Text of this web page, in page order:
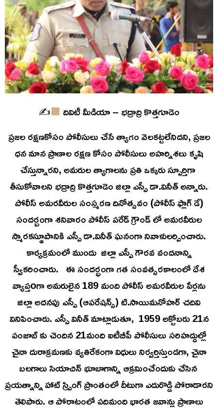
✍
దివిటీ మీడియా – భద్రాద్రి కొత్తగూడెం
ప్రజల రక్షణకోసం పోలీసులు చేసే త్యాగం వెలకట్టలేనిదని, ప్రజల
ధన మాన ప్రాణాల రక్షణ కోసం పోలీసులు అహర్నిశలు కృషి
చేస్తున్నారని, అమరుల త్యాగాలను ప్రతి ఒక్కరు స్ఫూర్తిగా
తీసుకోవాలని భద్రాద్రి కొత్తగూడెం జిల్లా ఎస్పీ డా.వినీత్ అన్నారు.
పోలీస్ అమరవీరుల సంస్మరణ దినోత్సవం (పోలీస్ ఫ్లాగ్ డే)
సందర్బంగా శనివారం పోలీస్ పరేడ్ గ్రౌండ్ లో అమరవీరుల
స్మారకస్థూపానికి ఎస్పీ డా.వినీత్ ఘనంగా నివాళులర్పించారు.
కార్యక్రమంలో ముందు జిల్లా ఎస్పీ గౌరవ వందనాన్ని
స్వీకరించారు. ఈ సందర్భంగా గత సంవత్సరకాలంలో దేశ
వ్యాప్తoగా అమరులైన 189 మంది పోలీస్ అమరవీరుల పేర్లను
జిల్లా అదనపు ఎస్పీ (ఆపరేషన్స్) టి.సాయిమనోహర్ చదివి
వినిపించారు. ఎస్పీ వినీత్ మాట్లాడుతూ, 1959 అక్టోబరు 21న
పంజాబ్ కు చెందిన 21మంది ఐటీబీపీ పోలీసులు సరిహద్దుల్లో
చైనా దురాక్రమణకు వ్యతిరేకంగా విధులు నిర్వర్తిస్తుండగా, చైనా
బలగాలు సియాచిన్ భూబాగాన్ని ఆక్రమించేందుకు చేసిన
ప్రయత్నాన్ని హాట్ స్ప్రింగ్ ప్రాంతంలో దీటుగా ఎదురొడ్డి పోరాడారని
తెలిపారు. ఆ పోరాటంలో పదిమంది భారత జవాన్లు ప్రాణాలు